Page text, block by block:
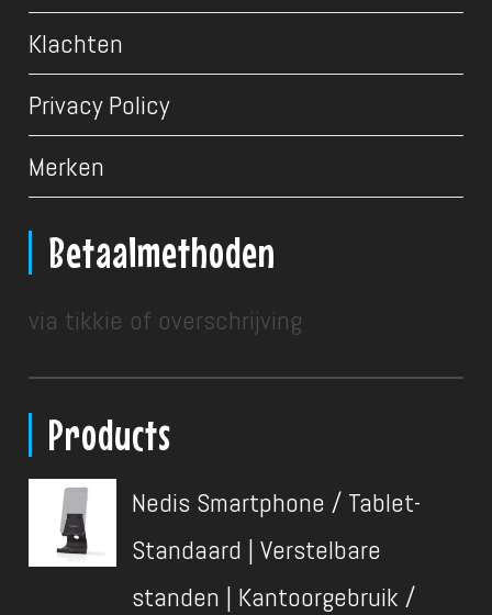
Klachten
Privacy Policy
Merken
Betaalmethoden
via tikkie of overschrijving
Products
Nedis Smartphone / Tablet-
Standaard | Verstelbare
standen | Kantoorgebruik /